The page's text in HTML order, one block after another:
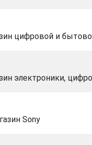
цифровой и
электроники,
Sony